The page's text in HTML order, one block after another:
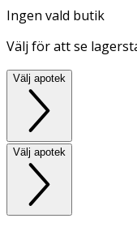
Ingen vald butik
Välj för att se
Välj apotek
Välj apotek